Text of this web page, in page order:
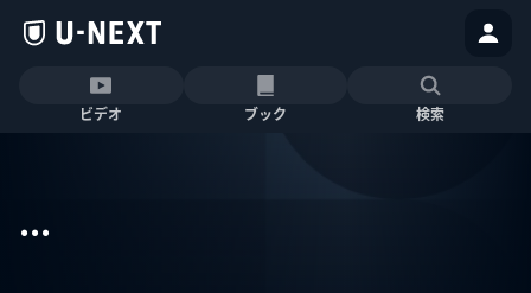
ビデオ ブック 検索
...